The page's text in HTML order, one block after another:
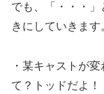
でも、「・・・
きにしていきます
・某キャストが
て？トッドだよ！